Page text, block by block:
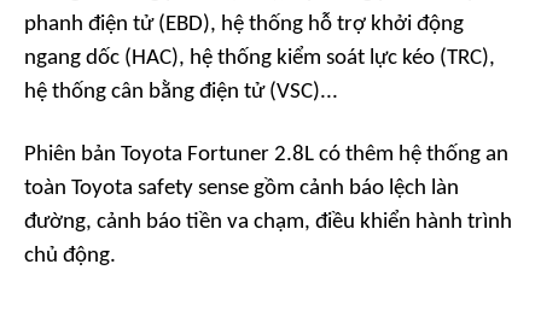
phanh điện tử (EBD), hệ thống hỗ trợ khởi động
ngang dốc (HAC), hệ thống kiểm soát lực kéo (TRC),
hệ thống cân bằng điện tử (VSC)...
Phiên bản Toyota Fortuner 2.8L có thêm hệ thống an
toàn Toyota safety sense gồm cảnh báo lệch làn
đường, cảnh báo tiền va chạm, điều khiển hành trình
chủ động.